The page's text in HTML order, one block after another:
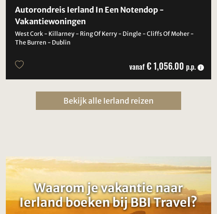
Autorondreis Ierland In Een Notendop -
Vakantiewoningen
West Cork - Killarney - Ring Of Kerry - Dingle - Cliffs Of Moher -
The Burren - Dublin
vanaf€ 1,056.00 p.p.
Bekijk alle Ierland reizen
Waarom je vakantie naar
Ierland boeken bij BBI Travel?